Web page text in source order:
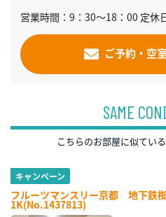
営業時間：9：30～18：00 定休
ご予約・空
SAME
こちらのお部屋に似てい
キャンペーン
フルーツマンスリー京都 地下鉄
1K(No.1437813)